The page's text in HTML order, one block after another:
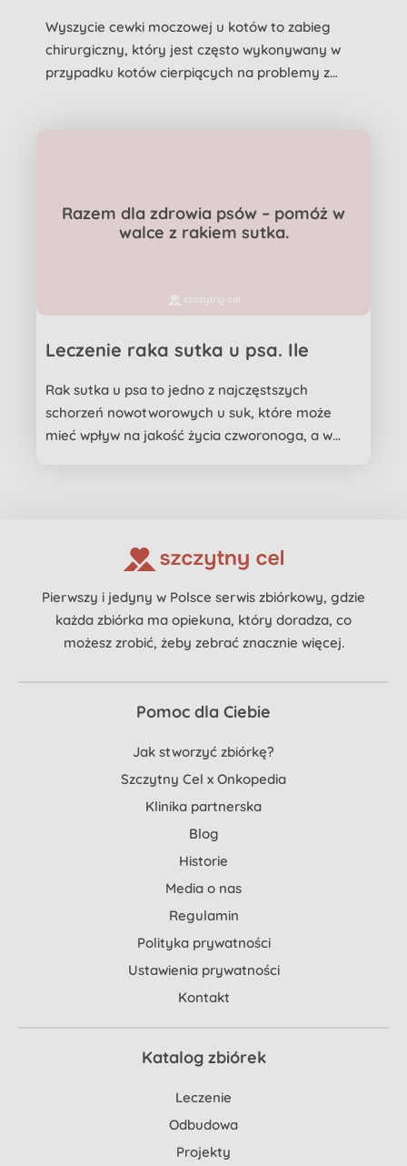
Wyszycie cewki moczowej u kotów to zabieg
chirurgiczny, który jest często wykonywany w
przypadku kotów cierpiących na problemy z
Razem dla zdrowia psów – pomóż w
walce z rakiem sutka.
Leczenie raka sutka u psa. Ile
Rak sutka u psa to jedno z najczęstszych
schorzeń nowotworowych u suk, które może
mieć wpływ na jakość życia czworonoga, a w
Pierwszy i jedyny w Polsce serwis zbiórkowy, gdzie
każda zbiórka ma opiekuna, który doradza, co
możesz zrobić, żeby zebrać znacznie więcej.
Pomoc dla Ciebie
Jak stworzyć zbiórkę?
Szczytny Cel x Onkopedia
Klinika partnerska
Blog
Historie
Media o nas
Regulamin
Polityka prywatności
Ustawienia prywatności
Kontakt
Katalog zbiórek
Leczenie
Odbudowa
Projekty